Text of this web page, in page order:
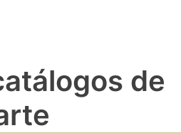
de